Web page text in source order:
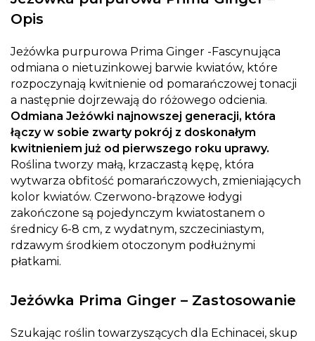
Opis
Jeżówka purpurowa Prima Ginger -Fascynująca
odmiana o nietuzinkowej barwie kwiatów, które
rozpoczynają kwitnienie od pomarańczowej tonacji
a następnie dojrzewają do różowego odcienia.
Odmiana Jeżówki najnowszej generacji, która
łączy w sobie zwarty pokrój z doskonałym
kwitnieniem już od pierwszego roku uprawy.
Roślina tworzy małą, krzaczastą kępę, która
wytwarza obfitość pomarańczowych, zmieniających
kolor kwiatów. Czerwono-brązowe łodygi
zakończone są pojedynczym kwiatostanem o
średnicy 6-8 cm, z wydatnym, szczeciniastym,
rdzawym środkiem otoczonym podłużnymi
płatkami.
Jeżówka Prima Ginger – Zastosowanie
Szukając roślin towarzyszących dla Echinacei, skup